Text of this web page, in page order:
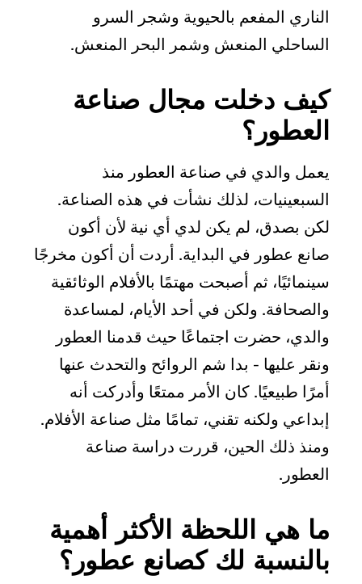
الناري المفعم بالحيوية وشجر السرو
الساحلي المنعش وشمر البحر المنعش.
كيف دخلت مجال صناعة
العطور؟
يعمل والدي في صناعة العطور منذ
السبعينيات، لذلك نشأت في هذه الصناعة.
لكن بصدق، لم يكن لدي أي نية لأن أكون
صانع عطور في البداية. أردت أن أكون مخرجًا
سينمائيًا، ثم أصبحت مهتمًا بالأفلام الوثائقية
والصحافة. ولكن في أحد الأيام، لمساعدة
والدي، حضرت اجتماعًا حيث قدمنا العطور
ونقر عليها - بدا شم الروائح والتحدث عنها
أمرًا طبيعيًا. كان الأمر ممتعًا وأدركت أنه
إبداعي ولكنه تقني، تمامًا مثل صناعة الأفلام.
ومنذ ذلك الحين، قررت دراسة صناعة
العطور.
ما هي اللحظة الأكثر أهمية
بالنسبة لك كصانع عطور؟